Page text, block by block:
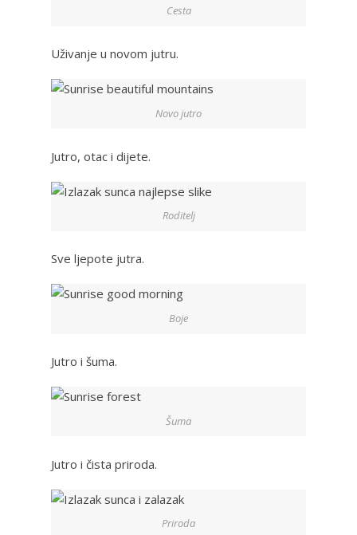
Cesta
Uživanje u novom jutru.
Novo jutro
Jutro, otac i dijete.
Roditelj
Sve ljepote jutra.
Boje
Jutro i šuma.
Šuma
Jutro i čista priroda.
Priroda